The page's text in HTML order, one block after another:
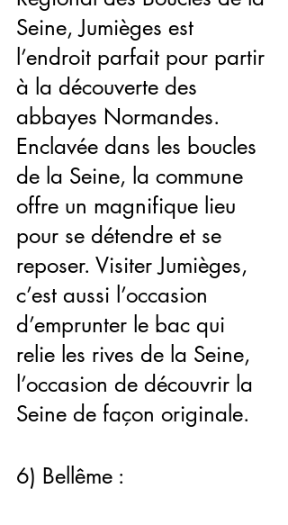
Seine, Jumièges est
l’endroit parfait pour partir
à la découverte des
abbayes Normandes.
Enclavée dans les boucles
de la Seine, la commune
offre un magnifique lieu
pour se détendre et se
reposer. Visiter Jumièges,
c’est aussi l’occasion
d’emprunter le bac qui
relie les rives de la Seine,
l’occasion de découvrir la
Seine de façon originale.
6) Bellême :